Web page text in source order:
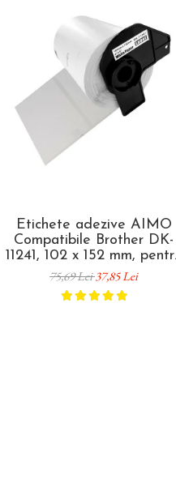
Etichete adezive AIMO
Compatibile Brother DK-
11241, 102 x 152 mm,
AWB, curierat și etichete
transport
75,69 Lei37,85 Lei